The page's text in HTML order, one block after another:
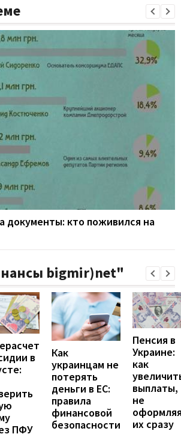
документы: кто поживился на
bigmir)net"
в
ПФУ
Как
украинцам не
потерять
деньги в ЕС:
правила
финансовой
безопасности
Пенсия в
Украине:
как
выплаты,
не
их сразу